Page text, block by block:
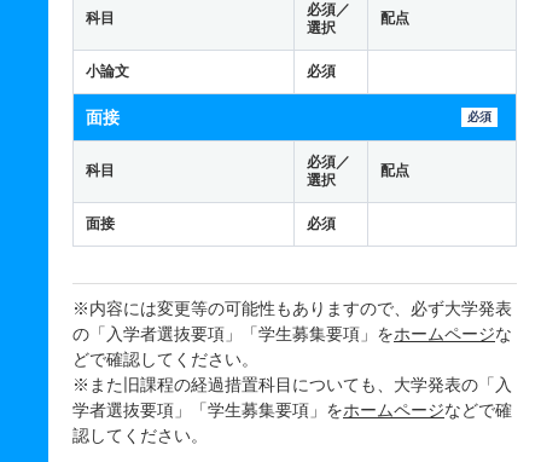
科目
必須／
選択
配点
小論文 必須
面接 必須
科目
必須／
選択
配点
面接 必須
※内容には変更等の可能性もありますので、必ず大学発表
の「入学者選抜要項」「学生募集要項」をホームページな
どで確認してください。
※また旧課程の経過措置科目についても、大学発表の「入
学者選抜要項」「学生募集要項」をホームページなどで確
認してください。